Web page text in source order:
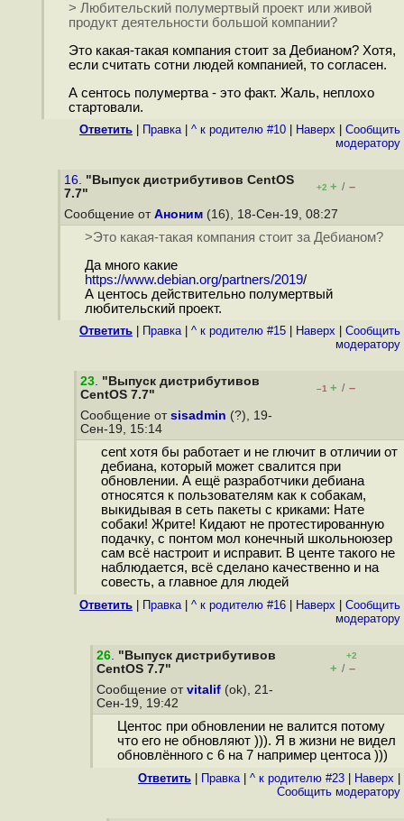
> Любительский полумертвый проект или живой
продукт деятельности большой компании?
Это какая-такая компания стоит за Дебианом? Хотя,
если считать сотни людей компанией, то согласен.
А сентось полумертва - это факт. Жаль, неплохо
стартовали.
Ответить Правка| ^ к родителю #10 Наверх
Cообщить
модератору
16. "Выпуск дистрибутивов CentOS
7.7"
+2 + / –
Сообщение от Аноним (16), 18-Сен-19, 08:27
>Это какая-такая компания стоит за Дебианом?
Да много какие
https://www.debian.org/partners/2019/
А центось действительно полумертвый
любительский проект.
Ответить Правка| ^ к родителю #15 Наверх
Cообщить
модератору
23. "Выпуск дистрибутивов
CentOS 7.7"
–1 + / –
Сообщение от sisadmin (?), 19-
Сен-19, 15:14
cent хотя бы работает и не глючит в отличии от
дебиана, который может свалится при
обновлении. А ещё разработчики дебиана
относятся к пользователям как к собакам,
выкидывая в сеть пакеты с криками: Нате
собаки! Жрите! Кидают не протестированную
подачку, с понтом мол конечный школьноюзер
сам всё настроит и исправит. В центе такого не
наблюдается, всё сделано качественно и на
совесть, а главное для людей
Ответить Правка| ^ к родителю #16 Наверх
Cообщить
модератору
26. "Выпуск дистрибутивов
CentOS 7.7"
+2
+ / –
Сообщение от vitalif (ok), 21-
Сен-19, 19:42
Центос при обновлении не валится потому
что его не обновляют ))). Я в жизни не видел
обновлённого с 6 на 7 например центоса )))
Ответить Правка| ^ к родителю #23 Наверх
Cообщить модератору